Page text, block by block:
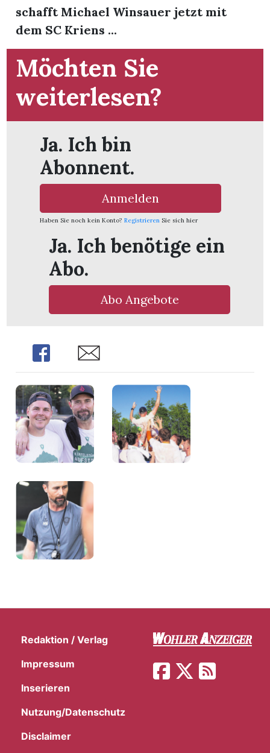
schafft Michael Winsauer jetzt mit
dem SC Kriens ...
Möchten Sie
weiterlesen?
Ja. Ich bin
Abonnent.
Anmelden
Haben Sie noch kein Konto? Registrieren Sie sich hier
Ja. Ich benötige ein
Abo.
Abo Angebote
Share Share
Redaktion / Verlag
Impressum
Inserieren
Nutzung/Datenschutz
Disclaimer